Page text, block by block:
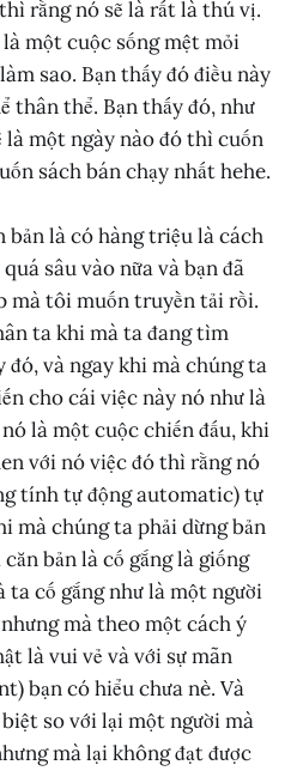
rằng nó sẽ là rất là thú vị.
một cuộc sống mệt mỏi
sao. Bạn thấy đó điều này
thân thể. Bạn thấy đó, như
là một ngày nào đó thì cuốn
sách bán chạy nhất hehe.
bản là có hàng triệu là cách
sâu vào nữa và bạn đã
mà tôi muốn truyền tải rồi.
ta khi mà ta đang tìm
đó, và ngay khi mà chúng ta
cho cái việc này nó như là
là một cuộc chiến đấu, khi
với nó việc đó thì rằng nó
tính tự động automatic) tự
mà chúng ta phải dừng bản
bản là cố gắng là giống
ta cố gắng như là một người
mà theo một cách ý
là vui vẻ và với sự mãn
bạn có hiểu chưa nè. Và
so với lại một người mà
mà lại không đạt được